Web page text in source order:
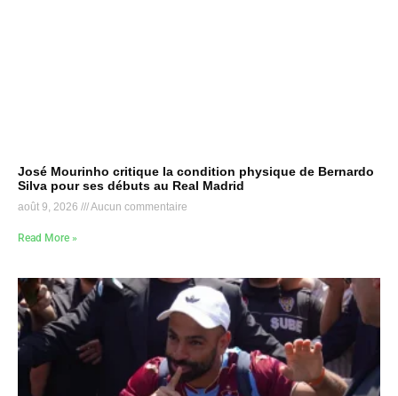
José Mourinho critique la condition physique de Bernardo
Silva pour ses débuts au Real Madrid
août 9, 2026 Aucun commentaire
Read More »